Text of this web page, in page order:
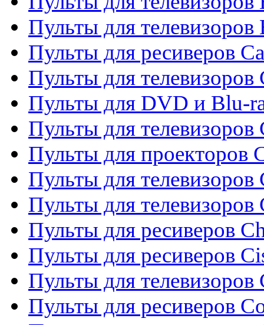
Пульты для телевизоров
Пульты для ресиверов
Пульты для телевизоров
Пульты для DVD и Blu-
Пульты для телевизоров
Пульты для проекторов
Пульты для телевизоров
Пульты для телевизоров
Пульты для ресиверов
Пульты для ресиверов
Пульты для телевизоров
Пульты для ресиверов